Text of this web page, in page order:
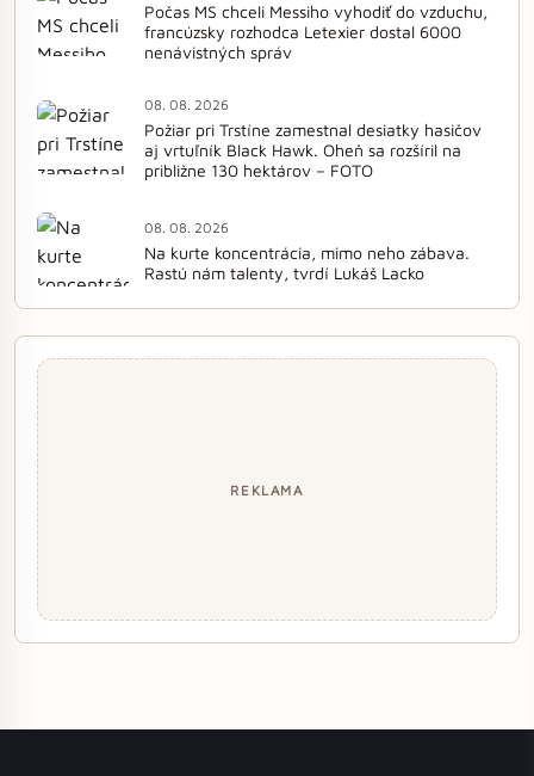
Počas MS chceli Messiho vyhodiť do vzduchu,
francúzsky rozhodca Letexier dostal 6000
nenávistných správ
08. 08. 2026
Požiar pri Trstíne zamestnal desiatky hasičov
aj vrtuľník Black Hawk. Oheň sa rozšíril na
približne 130 hektárov – FOTO
08. 08. 2026
Na kurte koncentrácia, mimo neho zábava.
Rastú nám talenty, tvrdí Lukáš Lacko
REKLAMA